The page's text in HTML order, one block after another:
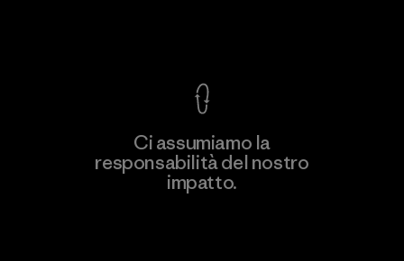
Scopri di più
Ci assumiamo la
responsabilità del nostro
impatto.